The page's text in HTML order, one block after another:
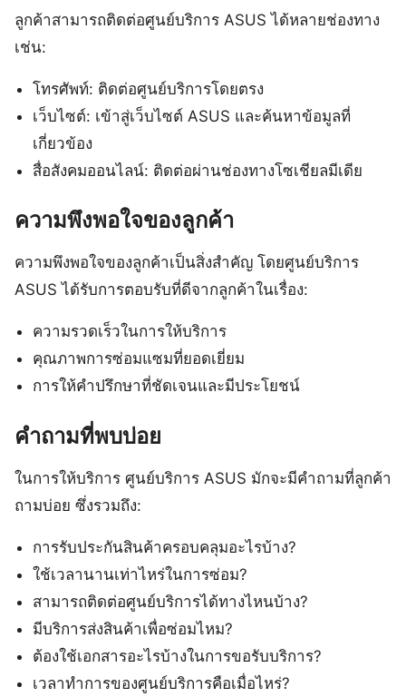
ลูกค้าสามารถติดต่อศูนย์บริการ ASUS ได้หลายช่องทาง
เช่น:
โทรศัพท์: ติดต่อศูนย์บริการโดยตรง
เว็บไซต์: เข้าสู่เว็บไซต์ ASUS และค้นหาข้อมูลที่
เกี่ยวข้อง
สื่อสังคมออนไลน์: ติดต่อผ่านช่องทางโซเชียลมีเดีย
ความพึงพอใจของลูกค้า
ความพึงพอใจของลูกค้าเป็นสิ่งสำคัญ โดยศูนย์บริการ
ASUS ได้รับการตอบรับที่ดีจากลูกค้าในเรื่อง:
ความรวดเร็วในการให้บริการ
คุณภาพการซ่อมแซมที่ยอดเยี่ยม
การให้คำปรึกษาที่ชัดเจนและมีประโยชน์
คำถามที่พบบ่อย
ในการให้บริการ ศูนย์บริการ ASUS มักจะมีคำถามที่ลูกค้า
ถามบ่อย ซึ่งรวมถึง:
การรับประกันสินค้าครอบคลุมอะไรบ้าง?
ใช้เวลานานเท่าไหร่ในการซ่อม?
สามารถติดต่อศูนย์บริการได้ทางไหนบ้าง?
มีบริการส่งสินค้าเพื่อซ่อมไหม?
ต้องใช้เอกสารอะไรบ้างในการขอรับบริการ?
เวลาทำการของศูนย์บริการคือเมื่อไหร่?